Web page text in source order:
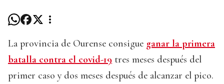
La provincia de Ourense consigue ganar la primera
batalla contra el covid-19 tres meses después del
primer caso y dos meses después de alcanzar el pico.